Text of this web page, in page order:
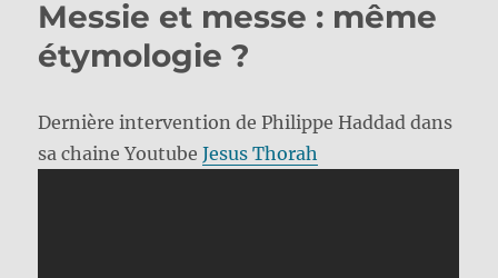
Messie et messe : même
étymologie ?
Dernière intervention de Philippe Haddad dans
sa chaine YoutubeJesus Thorah